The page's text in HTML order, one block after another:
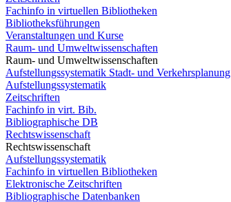
Fachinfo in virtuellen Bibliotheken
Bibliotheksführungen
Veranstaltungen und Kurse
Raum- und Umweltwissenschaften
Raum- und Umweltwissenschaften
Aufstellungssystematik Stadt- und Verkehrsplanung
Aufstellungssystematik
Zeitschriften
Fachinfo in virt. Bib.
Bibliographische DB
Rechtswissenschaft
Rechtswissenschaft
Aufstellungssystematik
Fachinfo in virtuellen Bibliotheken
Elektronische Zeitschriften
Bibliographische Datenbanken